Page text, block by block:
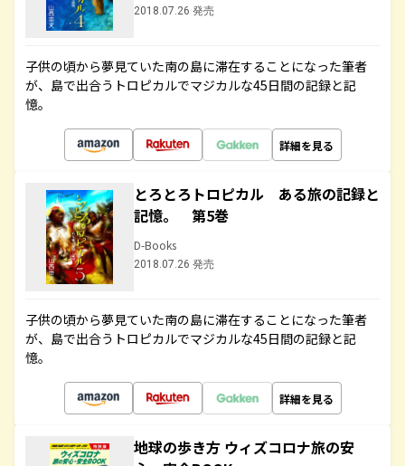
2018.07.26 発売
子供の頃から夢見ていた南の島に滞在することになった筆者
が、島で出合うトロピカルでマジカルな45日間の記録と記
憶。
詳細を見る
とろとろトロピカル ある旅の記録と
記憶。 第5巻
D-Books
2018.07.26 発売
子供の頃から夢見ていた南の島に滞在することになった筆者
が、島で出合うトロピカルでマジカルな45日間の記録と記
憶。
詳細を見る
地球の歩き方 ウィズコロナ旅の安